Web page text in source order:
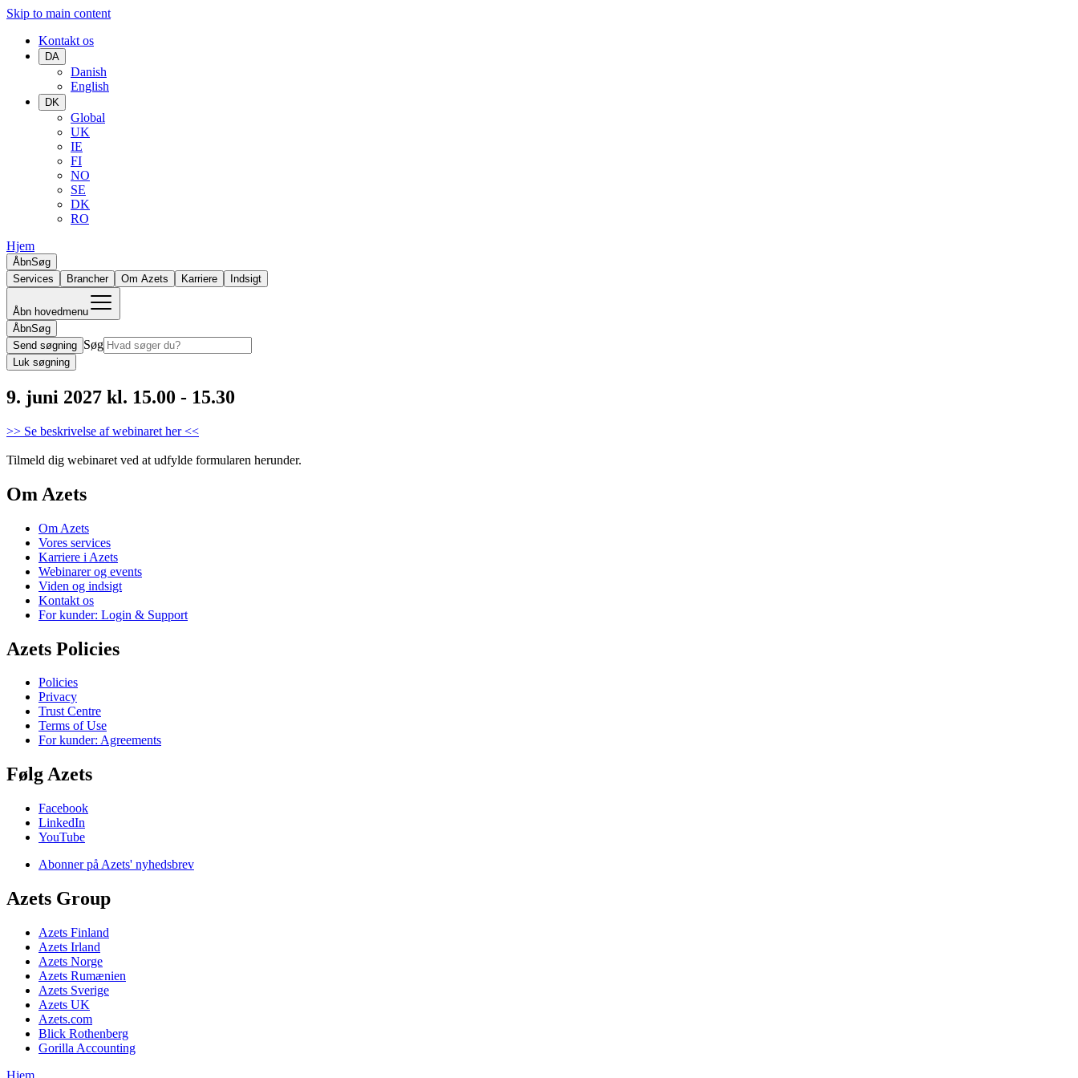
Skip to main content
Kontakt os
DA
Danish
English
DK
Global
UK
IE
FI
NO
SE
DK
RO
Hjem
ÅbnSøg
Services
Brancher Om Azets Karriere Indsigt
Åbn hovedmenu
ÅbnSøg
Send søgning Søg
Luk søgning
9. juni 2027 kl. 15.00 - 15.30
>> Se beskrivelse af webinaret her <<
Tilmeld dig webinaret ved at udfylde formularen herunder.
Om Azets
Om Azets
Vores services
Karriere i Azets
Webinarer og events
Viden og indsigt
Kontakt os
For kunder: Login & Support
Azets Policies
Policies
Privacy
Trust Centre
Terms of Use
For kunder: Agreements
Følg Azets
Facebook
LinkedIn
YouTube
Abonner på Azets' nyhedsbrev
Azets Group
Azets Finland
Azets Irland
Azets Norge
Azets Rumænien
Azets Sverige
Azets UK
Azets.com
Blick Rothenberg
Gorilla Accounting
Hjem